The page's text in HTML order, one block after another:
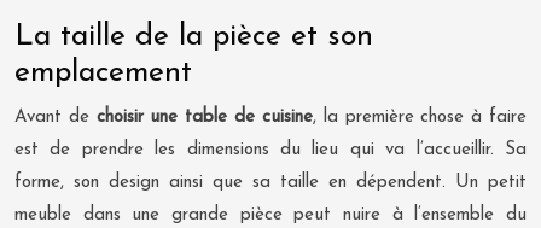
La taille de la pièce et son
emplacement
Avant de choisir une table de cuisine, la première chose à faire
est de prendre les dimensions du lieu qui va l’accueillir. Sa
forme, son design ainsi que sa taille en dépendent. Un petit
meuble dans une grande pièce peut nuire à l’ensemble du